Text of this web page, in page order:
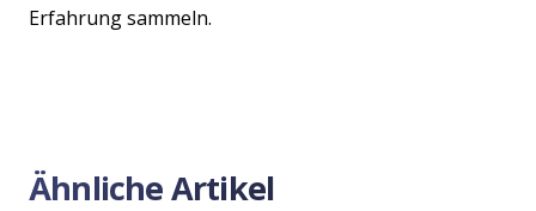
Erfahrung sammeln.
Ähnliche Artikel